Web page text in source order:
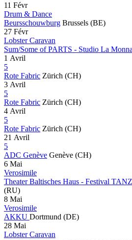
11 Févr
Drum & Dance
Beursschouwburg Brussels (BE)
27 Févr
Lobster Caravan
Sum/Some of PARTS - Studio La
1 Avril
5
Rote Fabric Zürich (CH)
3 Avril
5
Rote Fabric Zürich (CH)
4 Avril
5
Rote Fabric Zürich (CH)
21 Avril
5
ADC Genève Genève (CH)
6 Mai
Verosimile
Theater Baltisches Haus - Festival
(RU)
8 Mai
Verosimile
AKKU Dortmund (DE)
28 Mai
Lobster Caravan